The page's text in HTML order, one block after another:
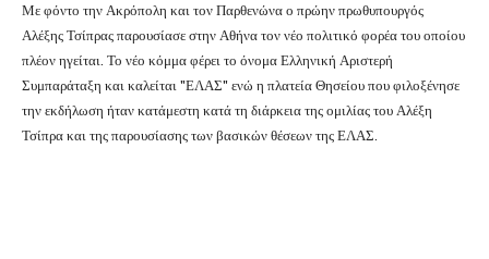
Με φόντο την Ακρόπολη και τον Παρθενώνα ο πρώην πρωθυπουργός
Αλέξης Τσίπρας παρουσίασε στην Αθήνα τον νέο πολιτικό φορέα του οποίου
πλέον ηγείται. Το νέο κόμμα φέρει το όνομα Ελληνική Αριστερή
Συμπαράταξη και καλείται "ΕΛΑΣ" ενώ η πλατεία Θησείου που φιλοξένησε
την εκδήλωση ήταν κατάμεστη κατά τη διάρκεια της ομιλίας του Αλέξη
Τσίπρα και της παρουσίασης των βασικών θέσεων της ΕΛΑΣ.